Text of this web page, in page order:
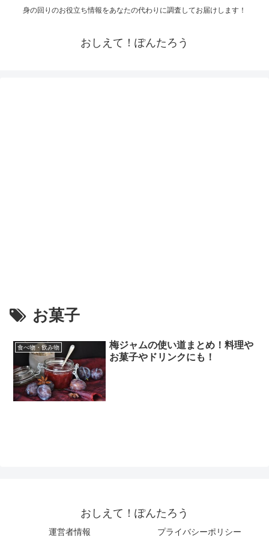
身の回りのお役立ち情報をあなたの代わりに調査してお届けします！
おしえて！ぽんたろう
お菓子
食べ物・飲み物
梅ジャムの使い道まとめ！料理や
お菓子やドリンクにも！
おしえて！ぽんたろう
運営者情報 プライバシーポリシー